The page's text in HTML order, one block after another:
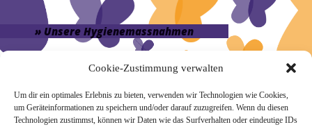
Cookie-Zustimmung verwalten
Um dir ein optimales Erlebnis zu bieten, verwenden wir Technologien wie Cookies,
um Geräteinformationen zu speichern und/oder darauf zuzugreifen. Wenn du diesen
Technologien zustimmst, können wir Daten wie das Surfverhalten oder eindeutige IDs
» Unsere Hygienemassnahmen
Melde Dich hier zum Yogimotion Newsletter an: